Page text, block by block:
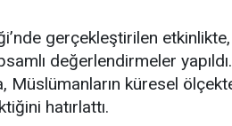
gerçekleştirilen
değerlendirmeler yapıldı.
Müslümanların küresel
hatırlattı.